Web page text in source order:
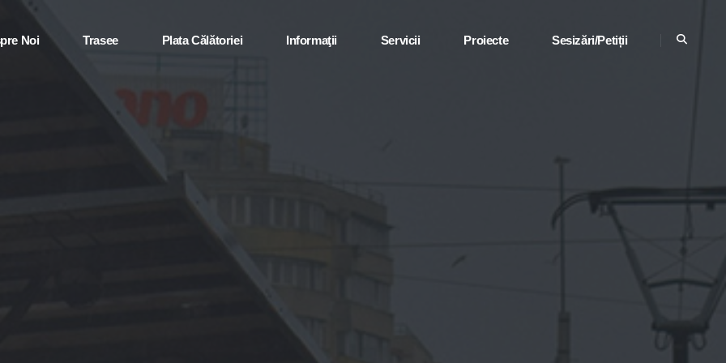
Noi Trasee Plata Călătoriei Informaţii Servicii Proiecte Sesizări/Petiții